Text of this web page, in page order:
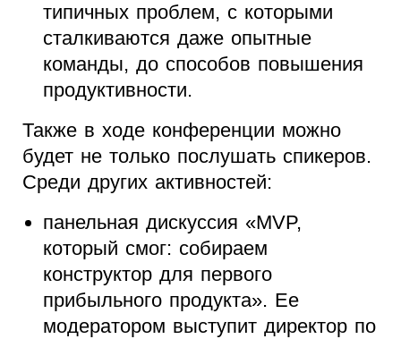
типичных проблем, с которыми
сталкиваются даже опытные
команды, до способов повышения
продуктивности.
Также в ходе конференции можно
будет не только послушать спикеров.
Среди других активностей:
панельная дискуссия «MVP,
который смог: собираем
конструктор для первого
прибыльного продукта». Ее
модератором выступит директор по